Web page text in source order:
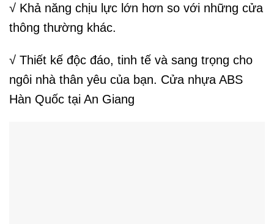
√ Khả năng chịu lực lớn hơn so với những cửa
thông thường khác.
√ Thiết kế độc đáo, tinh tế và sang trọng cho
ngôi nhà thân yêu của bạn. Cửa nhựa ABS
Hàn Quốc tại An Giang